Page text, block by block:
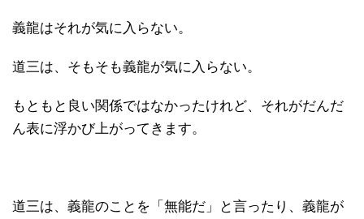
義龍はそれが気に入らない。
道三は、そもそも義龍が気に入らない。
もともと良い関係ではなかったけれど、それがだんだ
ん表に浮かび上がってきます。
道三は、義龍のことを「無能だ」と言ったり、義龍が